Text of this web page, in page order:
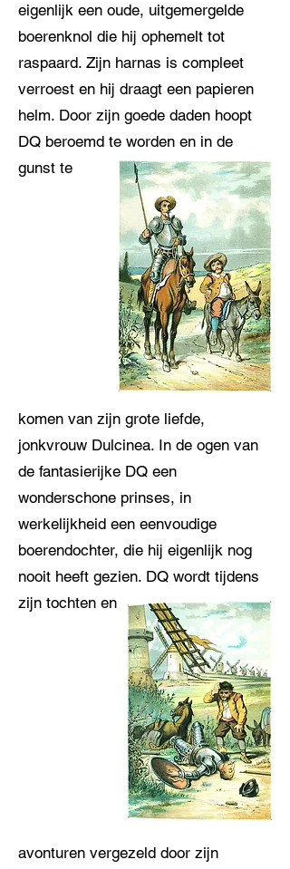
eigenlijk een oude, uitgemergelde
boerenknol die hij ophemelt tot
raspaard. Zijn harnas is compleet
verroest en hij draagt een papieren
helm. Door zijn goede daden hoopt
DQ beroemd te worden en in de
gunst te
komen van zijn grote liefde,
jonkvrouw Dulcinea. In de ogen van
de fantasierijke DQ een
wonderschone prinses, in
werkelijkheid een eenvoudige
boerendochter, die hij eigenlijk nog
nooit heeft gezien. DQ wordt tijdens
zijn tochten en
avonturen vergezeld door zijn